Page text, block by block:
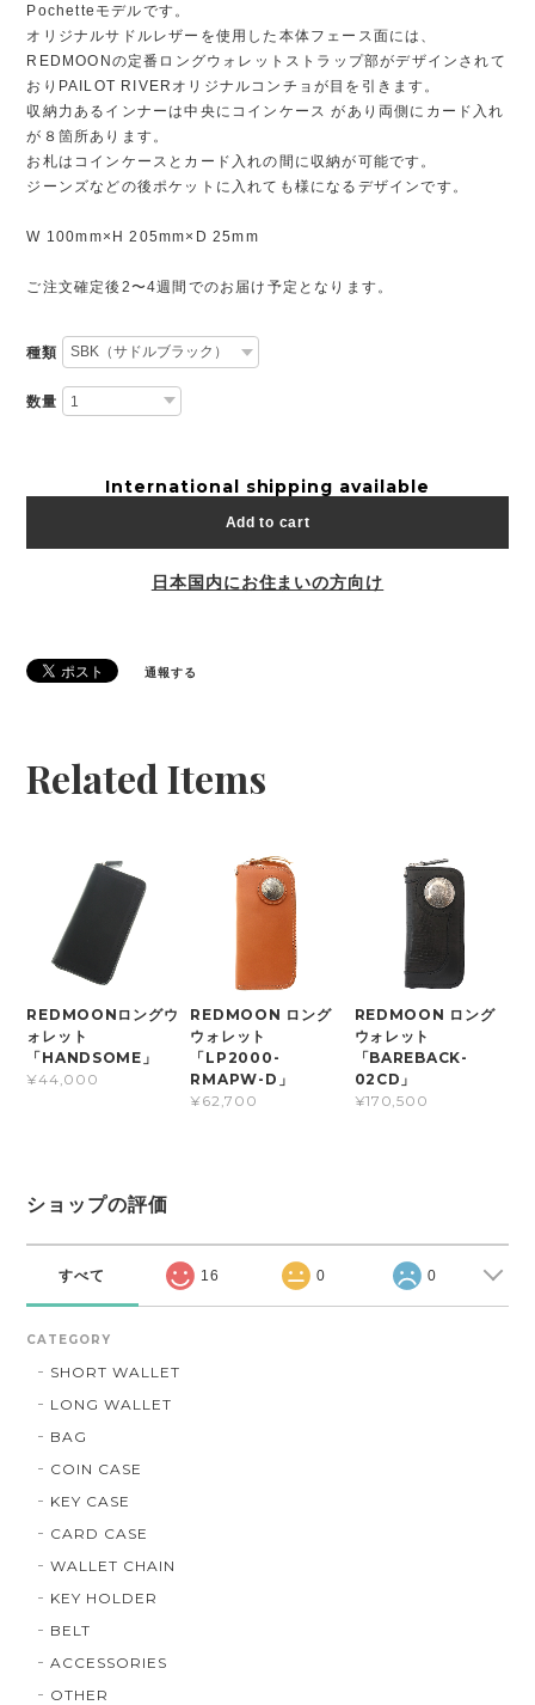
Pochetteモデルです。
オリジナルサドルレザーを使用した本体フェース面には、
REDMOONの定番ロングウォレットストラップ部がデザインされて
おりPAILOT RIVERオリジナルコンチョが目を引きます。
収納力あるインナーは中央にコインケース があり両側にカード入れ
が８箇所あります。
お札はコインケースとカード入れの間に収納が可能です。
ジーンズなどの後ポケットに入れても様になるデザインです。
W 100mm×H 205mm×D 25mm
ご注文確定後2〜4週間でのお届け予定となります。
種類
数量
International shipping available
Add to cart
日本国内にお住まいの方向け
通報する
Related Items
REDMOONロングウ
ォレット
「HANDSOME」
¥44,000
REDMOON ロング
ウォレット
「LP2000-
RMAPW-D」
¥62,700
REDMOON ロング
ウォレット
「BAREBACK-
02CD」
¥170,500
ショップの評価
すべて 16 0 0
CATEGORY
SHORT WALLET
LONG WALLET
BAG
COIN CASE
KEY CASE
CARD CASE
WALLET CHAIN
KEY HOLDER
BELT
ACCESSORIES
OTHER